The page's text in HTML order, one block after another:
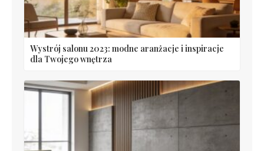
Wystrój salonu 2023: modne aranżacje i inspiracje
dla Twojego wnętrza